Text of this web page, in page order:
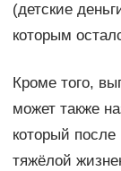
(детские
которым
Кроме того,
может также
который
тяжёлой